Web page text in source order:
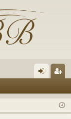
lá
sit
ist
ro